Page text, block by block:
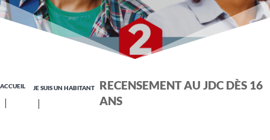
ACCUEIL JE SUIS UN HABITANT
RECENSEMENT AU JDC DÈS 16
ANS